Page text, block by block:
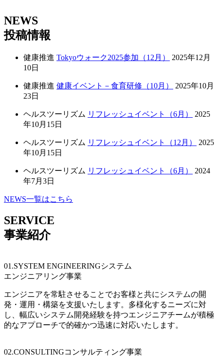
NEWS
投稿情報
健康推進 Tokyoウォーク2025参加（12月）
2025年12月
10日
健康推進 健康イベント－食育研修（10月）
2025年10月
23日
ヘルスツーリズム リフレッシュイベント（6月）
2025
年10月15日
ヘルスツーリズム リフレッシュイベント（12月）
2025
年10月15日
ヘルスツーリズム リフレッシュイベント（6月）
2024
年7月3日
NEWS一覧はこちら
SERVICE
事業紹介
01.SYSTEM ENGINEERINGシステム
エンジニアリング事業
エンジニアを常駐させることでお客様と共にシステムの開
発・運用・構築を支援いたします。多様化するニーズに対
し、幅広いシステム開発経験を持つエンジニアチームが積極
的なアプローチで的確かつ迅速に対応いたします。
02.CONSULTINGコンサルティング事業